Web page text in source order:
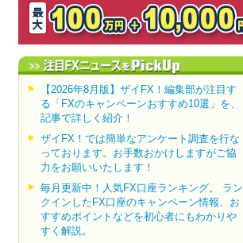
【2026年8月版】ザイFX！編集部が注目す
る「FXのキャンペーンおすすめ10選」を、
記事で詳しく紹介！
ザイFX！では簡単なアンケート調査を行な
っております。お手数おかけしますがご協
力をお願いいたします！
毎月更新中！人気FX口座ランキング。 ラン
クインしたFX口座のキャンペーン情報、お
すすめポイントなどを初心者にもわかりや
すく解説。